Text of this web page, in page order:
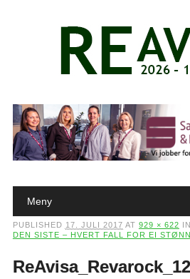
Main menu
Meny
PUBLISHED 17. JULI 2017 AT 929 × 622 IN
DEN SISTE – HVERT FALL FOR EI